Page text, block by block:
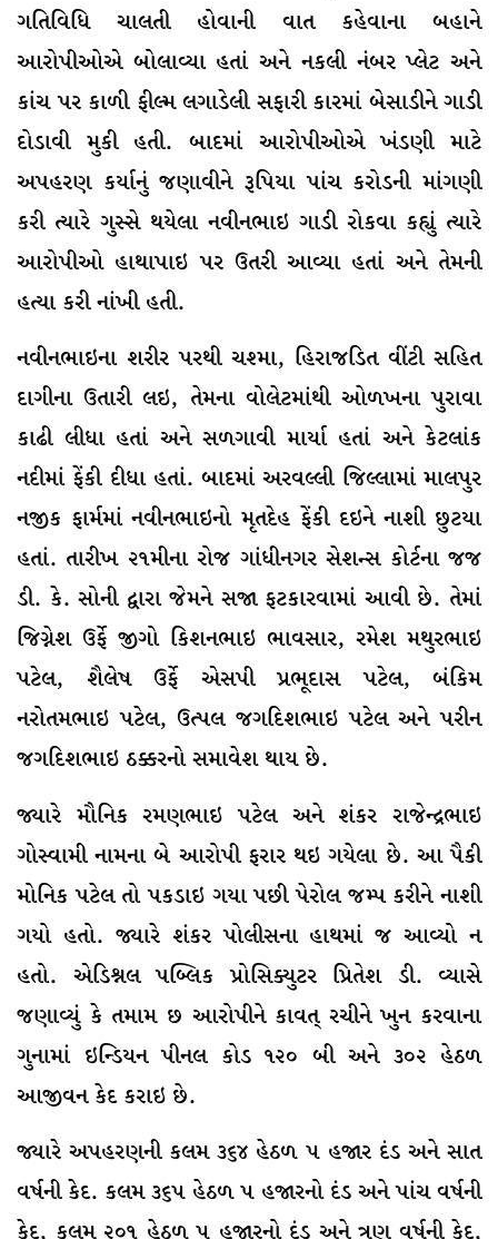
ગતિવિધિ ચાલતી હોવાની વાત કહેવાના બહાને
આરોપીઓએ બોલાવ્યા હતાં અને નકલી નંબર પ્લેટ અને
કાંચ પર કાળી ફીલ્મ લગાડેલી સફારી કારમાં બેસાડીને ગાડી
દોડાવી મુકી હતી. બાદમાં આરોપીઓએ ખંડણી માટે
અપહરણ કર્યાનું જણાવીને રૂપિયા પાંચ કરોડની માંગણી
કરી ત્યારે ગુસ્સે થયેલા નવીનભાઇ ગાડી રોકવા કહ્યું ત્યારે
આરોપીઓ હાથાપાઇ પર ઉતરી આવ્યા હતાં અને તેમની
હત્યા કરી નાંખી હતી.
નવીનભાઇના શરીર પરથી ચશ્મા, હિરાજડિત વીંટી સહિત
દાગીના ઉતારી લઇ, તેમના વોલેટમાંથી ઓળખના પુરાવા
કાઢી લીધા હતાં અને સળગાવી માર્યા હતાં અને કેટલાંક
નદીમાં ફેંકી દીધા હતાં. બાદમાં અરવલ્લી જિલ્લામાં માલપુર
નજીક ફાર્મમાં નવીનભાઇનો મૃતદેહ ફેંકી દઇને નાશી છુટયા
હતાં. તારીખ ૨૧મીના રોજ ગાંધીનગર સેશન્સ કોર્ટના જજ
ડી. કે. સોની દ્વારા જેમને સજા ફટકારવામાં આવી છે. તેમાં
જિગ્નેશ ઉર્ફે જીગો કિશનભાઇ ભાવસાર, રમેશ મથુરભાઇ
પટેલ, શૈલેષ ઉર્ફે એસપી પ્રભૂદાસ પટેલ, બંકિમ
નરોતમભાઇ પટેલ, ઉત્પલ જગદિશભાઇ પટેલ અને પરીન
જગદિશભાઇ ઠક્કરનો સમાવેશ થાય છે.
જ્યારે મૌનિક રમણભાઇ પટેલ અને શંકર રાજેન્દ્રભાઇ
ગોસ્વામી નામના બે આરોપી ફરાર થઇ ગયેલા છે. આ પૈકી
મોનિક પટેલ તો પકડાઇ ગયા પછી પેરોલ જમ્પ કરીને નાશી
ગયો હતો. જ્યારે શંકર પોલીસના હાથમાં જ આવ્યો ન
હતો. એડિશ્નલ પબ્લિક પ્રોસિક્યુટર પ્રિતેશ ડી. વ્યાસે
જણાવ્યું કે તમામ છ આરોપીને કાવત્ રચીને ખુન કરવાના
ગુનામાં ઇન્ડિયન પીનલ કોડ ૧૨૦ બી અને ૩૦૨ હેઠળ
આજીવન કેદ કરાઇ છે.
જ્યારે અપહરણની કલમ ૩૬૪ હેઠળ ૫ હજાર દંડ અને સાત
વર્ષની કેદ. કલમ ૩૬૫ હેઠળ ૫ હજારનો દંડ અને પાંચ વર્ષની